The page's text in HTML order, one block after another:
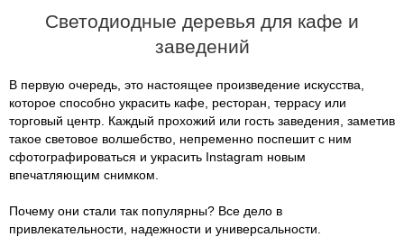
Светодиодные деревья для кафе и
заведений
В первую очередь, это настоящее произведение искусства,
которое способно украсить кафе, ресторан, террасу или
торговый центр. Каждый прохожий или гость заведения, заметив
такое световое волшебство, непременно поспешит с ним
сфотографироваться и украсить Instagram новым
впечатляющим снимком.
Почему они стали так популярны? Все дело в
привлекательности, надежности и универсальности.